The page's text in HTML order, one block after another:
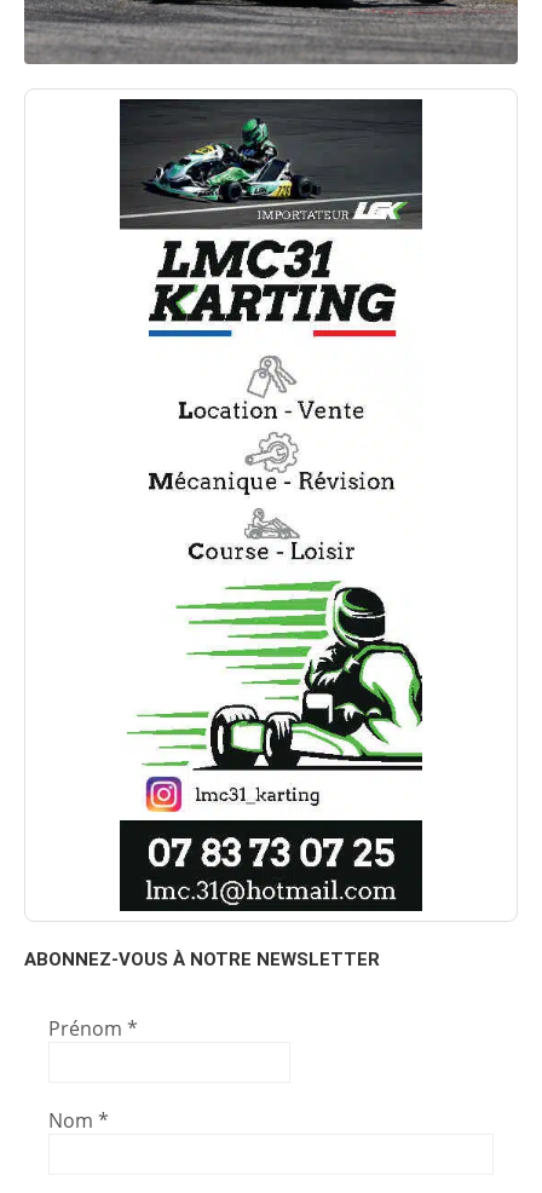
ABONNEZ-VOUS À NOTRE NEWSLETTER
Prénom *
Nom *